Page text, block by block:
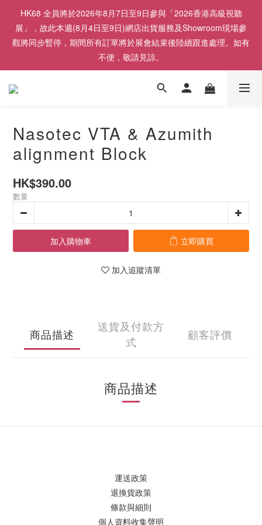
HK68 全員將於2026年8月7日至9日參與「2026香港高級視聽
展」，故此本週(8月4日至9日)網店出貨服務及Showroom現場參
觀將同步暫停，期間所有訂單將於展會結束後陸續跟進處理。如有
不便，敬請見諒。
Nasotec VTA & Azumith
alignment Block
HK$390.00
數量
加入購物車 立即購買
加入追蹤清單
商品描述
送貨及付款方
式
顧客評價
商品描述
運送政策
退換貨政策
條款與細則
個人資料收集聲明